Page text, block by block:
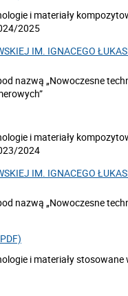
i materiały
2025
IM. IGNACEGO
nazwą „Nowoczesne
i materiały
2024
IM. IGNACEGO
nazwą „Nowoczesne
i materiały